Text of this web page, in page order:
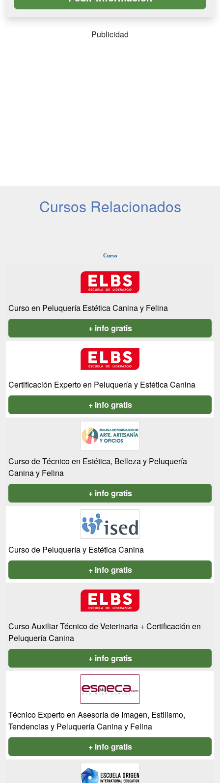
Publicidad
Cursos Relacionados
Curso
Curso en Peluquería Estética Canina y Felina
+ info gratis
Certificación Experto en Peluquería y Estética Canina
+ info gratis
Curso de Técnico en Estética, Belleza y Peluquería
Canina y Felina
+ info gratis
Curso de Peluquería y Estética Canina
+ info gratis
Curso Auxiliar Técnico de Veterinaria + Certificación en
Peluquería Canina
+ info gratis
Técnico Experto en Asesoría de Imagen, Estilismo,
Tendencias y Peluquería Canina y Felina
+ info gratis